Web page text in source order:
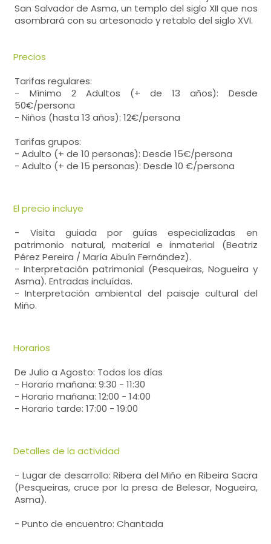
San Salvador de Asma, un templo del siglo XII que nos
asombrará con su artesonado y retablo del siglo XVI.
Precios
Tarifas regulares:
- Mínimo 2 Adultos (+ de 13 años): Desde
50€/persona
- Niños (hasta 13 años): 12€/persona
Tarifas grupos:
- Adulto (+ de 10 personas): Desde 15€/persona
- Adulto (+ de 15 personas): Desde 10 €/persona
El precio incluye
- Visita guiada por guías especializadas en
patrimonio natural, material e inmaterial (Beatriz
Pérez Pereira / María Abuín Fernández).
- Interpretación patrimonial (Pesqueiras, Nogueira y
Asma). Entradas incluídas.
- Interpretación ambiental del paisaje cultural del
Miño.
Horarios
De Julio a Agosto: Todos los días
- Horario mañana: 9:30 - 11:30
- Horario mañana: 12:00 - 14:00
- Horario tarde: 17:00 - 19:00
Detalles de la actividad
- Lugar de desarrollo: Ribera del Miño en Ribeira Sacra
(Pesqueiras, cruce por la presa de Belesar, Nogueira,
Asma).
- Punto de encuentro: Chantada